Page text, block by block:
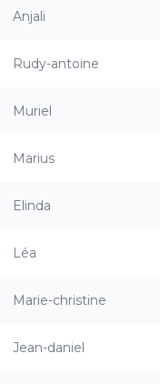
Anjali
Rudy-antoine
Muriel
Marius
Elinda
Léa
Marie-christine
Jean-daniel